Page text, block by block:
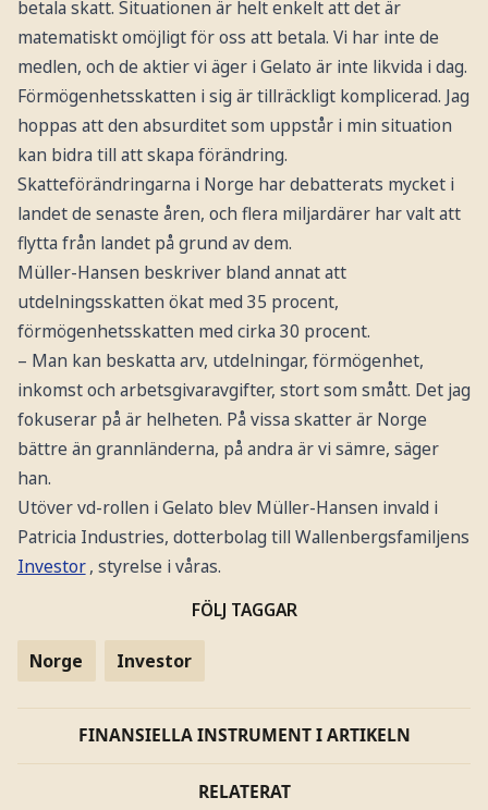
betala skatt. Situationen är helt enkelt att det är
matematiskt omöjligt för oss att betala. Vi har inte de
medlen, och de aktier vi äger i Gelato är inte likvida i dag.
Förmögenhetsskatten i sig är tillräckligt komplicerad. Jag
hoppas att den absurditet som uppstår i min situation
kan bidra till att skapa förändring.
Skatteförändringarna i Norge har debatterats mycket i
landet de senaste åren, och flera miljardärer har valt att
flytta från landet på grund av dem.
Müller-Hansen beskriver bland annat att
utdelningsskatten ökat med 35 procent,
förmögenhetsskatten med cirka 30 procent.
– Man kan beskatta arv, utdelningar, förmögenhet,
inkomst och arbetsgivaravgifter, stort som smått. Det jag
fokuserar på är helheten. På vissa skatter är Norge
bättre än grannländerna, på andra är vi sämre, säger
han.
Utöver vd-rollen i Gelato blev Müller-Hansen invald i
Patricia Industries, dotterbolag till Wallenbergsfamiljens
Investor , styrelse i våras.
FÖLJ TAGGAR
Norge Investor
FINANSIELLA INSTRUMENT I ARTIKELN
RELATERAT